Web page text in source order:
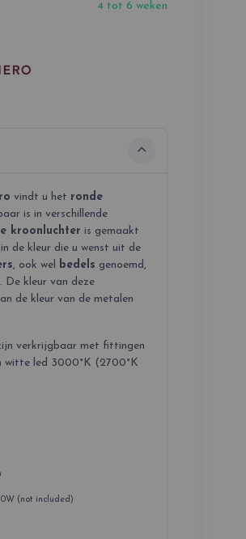
4 tot 6 weken
vindt u het ronde
is in verschillende
kroonluchter is gemaakt
de kleur die u wenst uit de
, ook wel bedels genoemd,
. De kleur van deze
de kleur van de metalen
verkrijgbaar met fittingen
witte led 3000°K (2700°K
(not included)